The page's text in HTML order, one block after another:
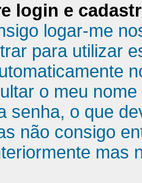
login e
logar-me
para utilizar
o meu
senha, o que
não consigo
mas